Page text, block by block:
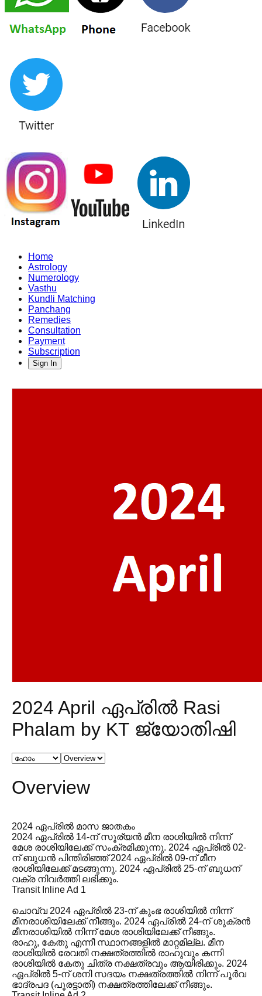
Home
Astrology
Numerology
Vasthu
Kundli Matching
Panchang
Remedies
Consultation
Payment
Subscription
Sign In
2024 April ഏപ്രിൽ Rasi
Phalam by KT ജ്യോതിഷി
Overview
2024 ഏപ്രിൽ മാസ ജാതകം
2024 ഏപ്രിൽ 14-ന് സൂര്യൻ മീന രാശിയിൽ നിന്ന്
മേശ രാശിയിലേക്ക് സംക്രമിക്കുന്നു. 2024 ഏപ്രിൽ 02-
ന് ബുധൻ പിന്തിരിഞ്ഞ് 2024 ഏപ്രിൽ 09-ന് മീന
രാശിയിലേക്ക് മടങ്ങുന്നു. 2024 ഏപ്രിൽ 25-ന് ബുധന്
വക്ര നിവർത്തി ലഭിക്കും.
Transit Inline Ad 1
ചൊവ്വ 2024 ഏപ്രിൽ 23-ന് കുംഭ രാശിയിൽ നിന്ന്
മീനരാശിയിലേക്ക് നീങ്ങും. 2024 ഏപ്രിൽ 24-ന് ശുക്രൻ
മീനരാശിയിൽ നിന്ന് മേശ രാശിയിലേക്ക് നീങ്ങും.
രാഹു, കേതു എന്നീ സ്ഥാനങ്ങളിൽ മാറ്റമില്ല. മീന
രാശിയിൽ രേവതി നക്ഷത്രത്തിൽ രാഹുവും കന്നി
രാശിയിൽ കേതു ചിത്ര നക്ഷത്രവും ആയിരിക്കും. 2024
ഏപ്രിൽ 5-ന് ശനി സദയം നക്ഷത്രത്തിൽ നിന്ന് പൂർവ
ഭാദ്രപദ (പൂരട്ടാതി) നക്ഷത്രത്തിലേക്ക് നീങ്ങും.